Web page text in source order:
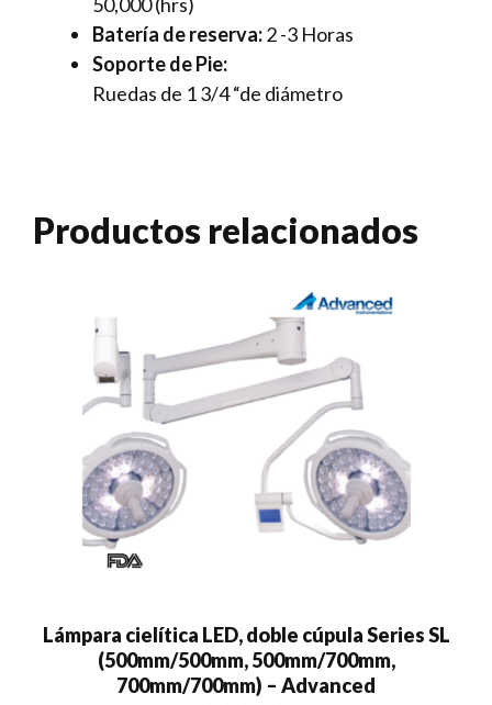
Batería de reserva:2 -3 Horas
Soporte de Pie:
Ruedas de 1 3/4 “de diámetro
Productos relacionados
Lámpara cielítica LED, doble cúpula Series SL
(500mm/500mm, 500mm/700mm,
700mm/700mm) – Advanced